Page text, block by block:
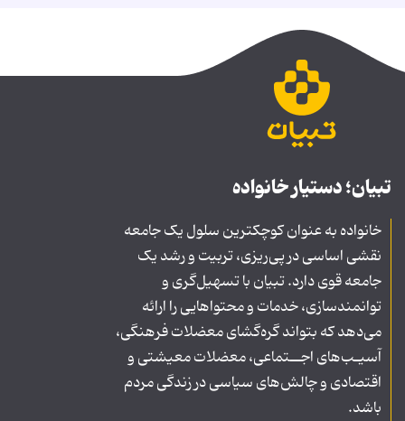
تبیان؛ دستیار خانواده
خانواده به عنوان کوچکترین سلول یک جامعه
نقشی اساسی در پی‌ریزی، تربیت و رشد یک
جامعه قوی دارد. تبیان با تسهیل‌گری و
توانمندسازی، خدمات و محتواهایی را ارائه
می‌دهد که بتواند گره‌گشای معضلات فرهنگی،
آسیـب‌های اجــتماعی، معضلات معیشتی و
اقتصادی و چالش‌های سیاسی در زندگی مردم
باشد.